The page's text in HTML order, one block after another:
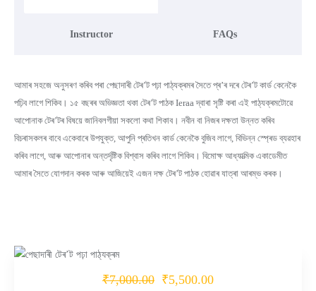
Instructor FAQs
আমাৰ সহজে অনুসৰণ কৰিব পৰা পেছাদাৰী টেৰ’ট পঢ়া পাঠ্যক্ৰমৰ সৈতে প্ৰ’ৰ দৰে টেৰ’ট কাৰ্ড কেনেকৈ
পঢ়িব লাগে শিকিব। ১৫ বছৰৰ অভিজ্ঞতা থকা টেৰ’ট পাঠক Ieraa দ্বাৰা সৃষ্টি কৰা এই পাঠ্যক্ৰমটোৱে
আপোনাক টেৰ’টৰ বিষয়ে জানিবলগীয়া সকলো কথা শিকাব। নবীন বা নিজৰ দক্ষতা উন্নত কৰিব
বিচৰাসকলৰ বাবে একেবাৰে উপযুক্ত, আপুনি প্ৰতিখন কাৰ্ড কেনেকৈ বুজিব লাগে, বিভিন্ন স্প্ৰেড ব্যৱহাৰ
কৰিব লাগে, আৰু আপোনাৰ অন্তৰ্দৃষ্টিক বিশ্বাস কৰিব লাগে শিকিব। বিমোক্ষ আধ্যাত্মিক একাডেমীত
আমাৰ সৈতে যোগদান কৰক আৰু আজিয়েই এজন দক্ষ টেৰ’ট পাঠক হোৱাৰ যাত্ৰা আৰম্ভ কৰক।
₹7,000.00 ₹5,500.00